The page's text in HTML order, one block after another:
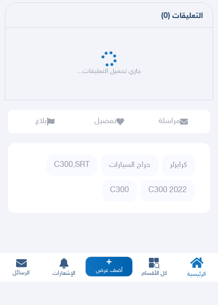
التعليقات (
0
)
جاري تحميل التعليقات...
مراسلة تفضيل بلاغ
كرايزلر حراج السيارات C300,SRT
C300 2022
C300
الرئيسية كل الأقسام أضف عرض الإشعارات الرسائل